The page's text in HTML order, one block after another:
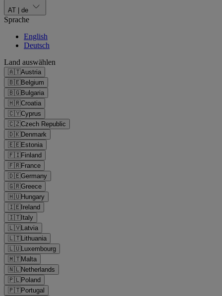
AT de
Sprache
English
Deutsch
Land auswählen
🇦🇹Austria
🇧🇪Belgium
🇧🇬Bulgaria
🇭🇷Croatia
🇨🇾Cyprus
🇨🇿Czech Republic
🇩🇰Denmark
🇪🇪Estonia
🇫🇮Finland
🇫🇷France
🇩🇪Germany
🇬🇷Greece
🇭🇺Hungary
🇮🇪Ireland
🇮🇹Italy
🇱🇻Latvia
🇱🇹Lithuania
🇱🇺Luxembourg
🇲🇹Malta
🇳🇱Netherlands
🇵🇱Poland
🇵🇹Portugal